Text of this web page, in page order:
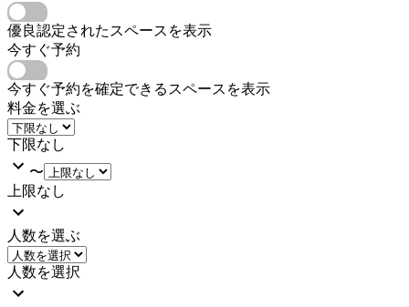
優良認定されたスペースを表示
今すぐ予約
今すぐ予約を確定できるスペースを表示
料金を選ぶ
下限なし
〜
上限なし
人数を選ぶ
人数を選択